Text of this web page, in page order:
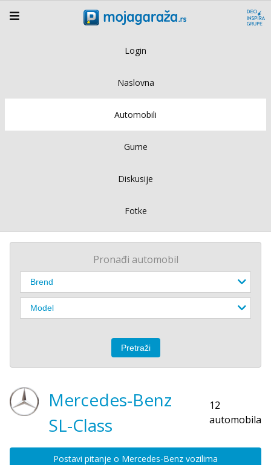
Login
Naslovna
Automobili
Gume
Diskusije
Fotke
Pronađi automobil
Mercedes-Benz
SL-Class
12
automobila
Postavi pitanje o Mercedes-Benz vozilima